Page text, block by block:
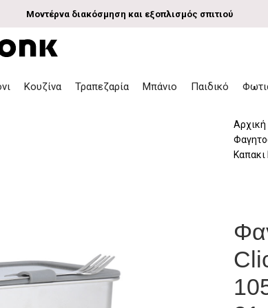
Μοντέρνα διακόσμηση και εξοπλισμός σπιτιού
Κουζίνα Τραπεζαρία Μπάνιο Παιδικό
Αρχική
Καπακι